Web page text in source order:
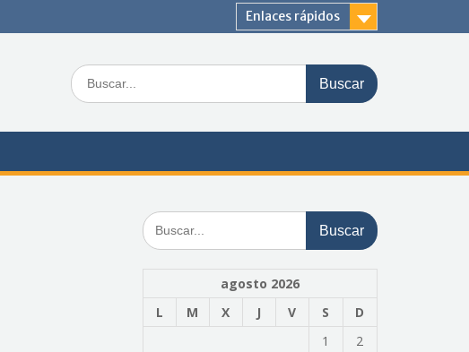
Enlaces rápidos
Buscar:
Buscar:
agosto 2026
L
M X J V S
D
1
2